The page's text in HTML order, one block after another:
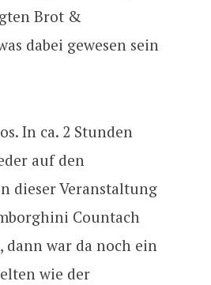
Brot &
dabei gewesen sein
In ca. 2 Stunden
auf den
dieser Veranstaltung
Countach
dann war da noch ein
wie der